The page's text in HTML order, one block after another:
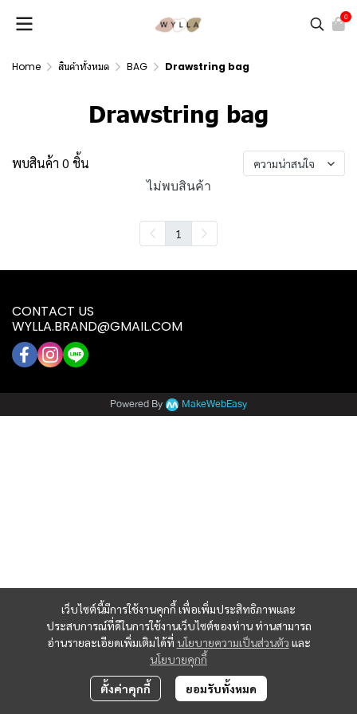
0
Home สินค้าทั้งหมด BAG Drawstring bag
Drawstring bag
พบสินค้า 0 ชิ้น ความน่าสนใจ
ไม่พบสินค้า
1
เว็บไซต์นี้มีการใช้งานคุกกี้ เพื่อเพิ่มประสิทธิภาพและ
ประสบการณ์ที่ดีในการใช้งานเว็บไซต์ของท่าน ท่านสามารถ
อ่านรายละเอียดเพิ่มเติมได้ที่ นโยบายความเป็นส่วนตัว และ
นโยบายคุกกี้
ตั้งค่าคุกกี้ ยอมรับทั้งหมด
CONTACT US
WYLLA.BRAND@GMAIL.COM
Powered By MakeWebEasy